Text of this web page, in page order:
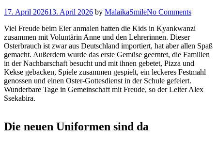
17. April 202613. April 2026 by MalaikaSmileNo Comments
Viel Freude beim Eier anmalen hatten die Kids in Kyankwanzi
zusammen mit Voluntärin Anne und den Lehrerinnen. Dieser
Osterbrauch ist zwar aus Deutschland importiert, hat aber allen Spaß
gemacht. Außerdem wurde das erste Gemüse geerntet, die Familien
in der Nachbarschaft besucht und mit ihnen gebetet, Pizza und
Kekse gebacken, Spiele zusammen gespielt, ein leckeres Festmahl
genossen und einen Oster-Gottesdienst in der Schule gefeiert.
Wunderbare Tage in Gemeinschaft mit Freude, so der Leiter Alex
Ssekabira.
Die neuen Uniformen sind da